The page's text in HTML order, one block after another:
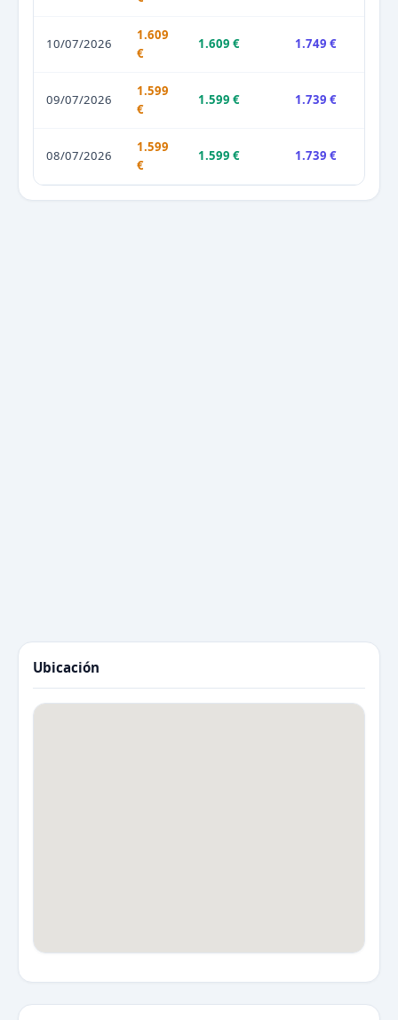
10/07/2026
1.609
€
1.609 € 1.749 €
09/07/2026
1.599
€
1.599 € 1.739 €
08/07/2026
1.599
€
1.599 € 1.739 €
Ubicación